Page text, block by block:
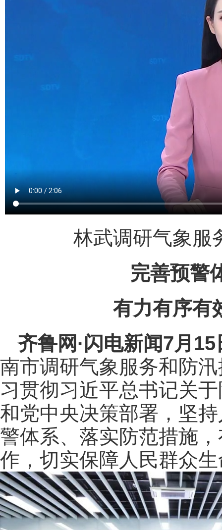
林武调研气象服
完善预警
有力有序有
齐鲁网 ·闪电新闻7月15
南市调研气象服务和防
习贯彻习近平总书记关
和党中央决策部署，坚
警体系、落实防范措施
作，切实保障人民群众